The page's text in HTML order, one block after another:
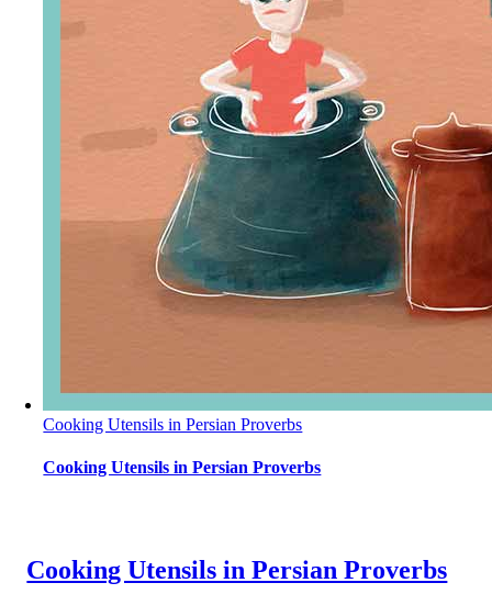
Cooking Utensils in Persian Proverbs
Cooking Utensils in Persian Proverbs
Cooking Utensils in Persian Proverbs